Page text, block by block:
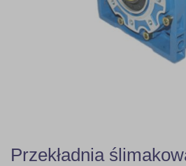
Przekładnia